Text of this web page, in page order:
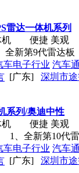
雷达一体机系列
便捷 美观 途
新第9代雷达板
车电子行业 汽车
[广东]
深圳市
系列/奥迪中性
便捷 美观 途
、全新第10代雷
车电子行业 汽车
[广东]
深圳市